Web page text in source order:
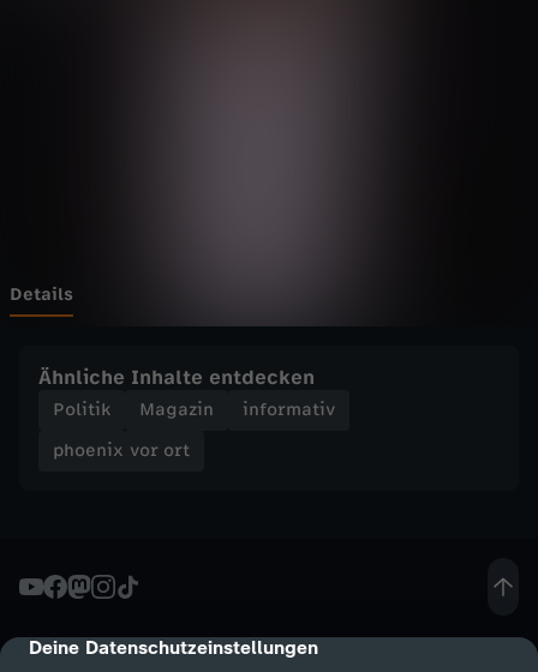
cmp-dialog-description
Deine Datenschutzeinstellungen
t
N
o
s
Details
Ähnliche Inhalte entdecken
Politik Magazin
informativ
phoenix vor ort